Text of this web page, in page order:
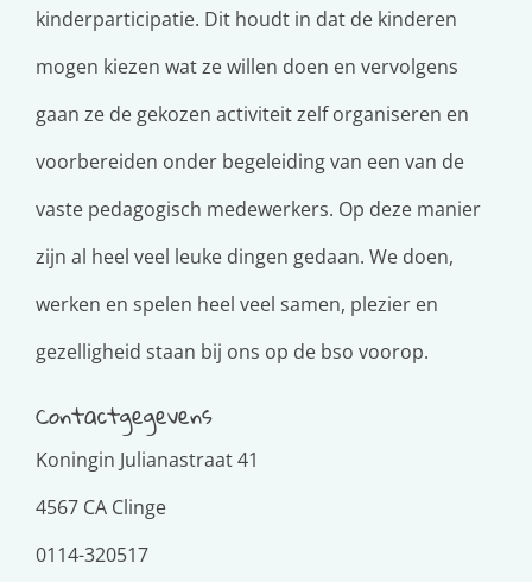
kinderparticipatie. Dit houdt in dat de kinderen
mogen kiezen wat ze willen doen en vervolgens
gaan ze de gekozen activiteit zelf organiseren en
voorbereiden onder begeleiding van een van de
vaste pedagogisch medewerkers. Op deze manier
zijn al heel veel leuke dingen gedaan. We doen,
werken en spelen heel veel samen, plezier en
gezelligheid staan bij ons op de bso voorop.
Contactgegevens
Koningin Julianastraat 41
4567 CA Clinge
0114-320517